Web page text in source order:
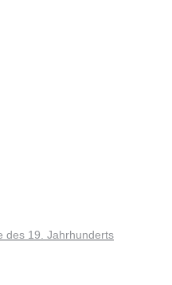
des 19. Jahrhunderts